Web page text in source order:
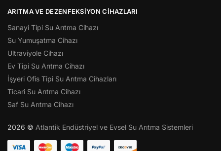
ARITMA VE DEZENFEKSIYON CIHAZLARI
Sanayi Tipi Su Arıtma Cihazı
Su Yumuşatma Cihazı
Ultraviyole Cihazı
Ev Tipi Su Arıtma Cihazı
İşyeri Ofis Tipi Su Arıtma Cihazları
Ticari Su Arıtma Cihazı
Saf Su Arıtma Cihazı
2026 © Atlantik Endüstriyel ve Evsel Su Arıtma Sistemleri